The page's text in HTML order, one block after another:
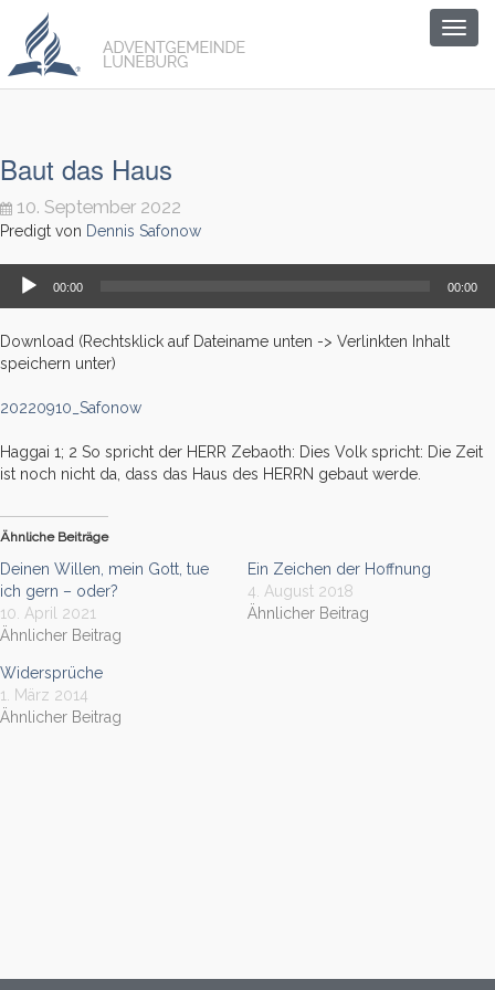
Baut das Haus
10. September 2022
Predigt von Dennis Safonow
Audio-
Player
00:00 00:00
Download (Rechtsklick auf Dateiname unten -> Verlinkten Inhalt
speichern unter)
20220910_Safonow
Haggai 1; 2 So spricht der HERR Zebaoth: Dies Volk spricht: Die Zeit
ist noch nicht da, dass das Haus des HERRN gebaut werde.
Ähnliche Beiträge
Deinen Willen, mein Gott, tue
ich gern – oder?
10. April 2021
Ähnlicher Beitrag
Ein Zeichen der Hoffnung
4. August 2018
Ähnlicher Beitrag
Widersprüche
1. März 2014
Ähnlicher Beitrag